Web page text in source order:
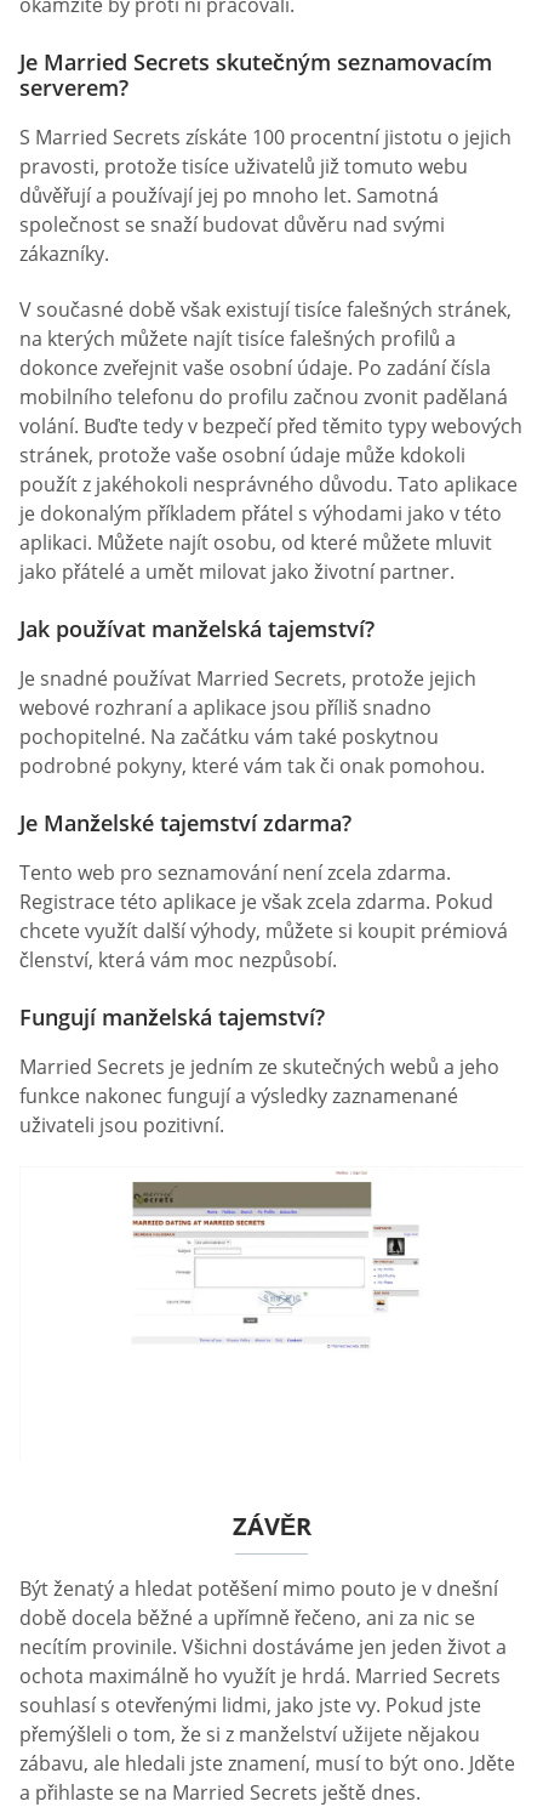
Je Married Secrets skutečným seznamovacím
serverem?
S Married Secrets získáte 100 procentní jistotu o jejich
pravosti, protože tisíce uživatelů již tomuto webu
důvěřují a používají jej po mnoho let. Samotná
společnost se snaží budovat důvěru nad svými
zákazníky.
V současné době však existují tisíce falešných stránek,
na kterých můžete najít tisíce falešných profilů a
dokonce zveřejnit vaše osobní údaje. Po zadání čísla
mobilního telefonu do profilu začnou zvonit padělaná
volání. Buďte tedy v bezpečí před těmito typy webových
stránek, protože vaše osobní údaje může kdokoli
použít z jakéhokoli nesprávného důvodu. Tato aplikace
je dokonalým příkladem přátel s výhodami jako v této
aplikaci. Můžete najít osobu, od které můžete mluvit
jako přátelé a umět milovat jako životní partner.
Jak používat manželská tajemství?
Je snadné používat Married Secrets, protože jejich
webové rozhraní a aplikace jsou příliš snadno
pochopitelné. Na začátku vám také poskytnou
podrobné pokyny, které vám tak či onak pomohou.
Je Manželské tajemství zdarma?
Tento web pro seznamování není zcela zdarma.
Registrace této aplikace je však zcela zdarma. Pokud
chcete využít další výhody, můžete si koupit prémiová
členství, která vám moc nezpůsobí.
Fungují manželská tajemství?
Married Secrets je jedním ze skutečných webů a jeho
funkce nakonec fungují a výsledky zaznamenané
uživateli jsou pozitivní.
ZÁVĚR
Být ženatý a hledat potěšení mimo pouto je v dnešní
době docela běžné a upřímně řečeno, ani za nic se
necítím provinile. Všichni dostáváme jen jeden život a
ochota maximálně ho využít je hrdá. Married Secrets
souhlasí s otevřenými lidmi, jako jste vy. Pokud jste
přemýšleli o tom, že si z manželství užijete nějakou
zábavu, ale hledali jste znamení, musí to být ono. Jděte
a přihlaste se na Married Secrets ještě dnes.